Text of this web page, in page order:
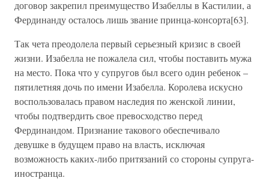
договор закрепил преимущество Изабеллы в Кастилии, а
Фердинанду осталось лишь звание принца-консорта[63].
Так чета преодолела первый серьезный кризис в своей
жизни. Изабелла не пожалела сил, чтобы поставить мужа
на место. Пока что у супругов был всего один ребенок –
пятилетняя дочь по имени Изабелла. Королева искусно
воспользовалась правом наследия по женской линии,
чтобы подтвердить свое превосходство перед
Фердинандом. Признание такового обеспечивало
девушке в будущем право на власть, исключая
возможность каких-либо притязаний со стороны супруга-
иностранца.